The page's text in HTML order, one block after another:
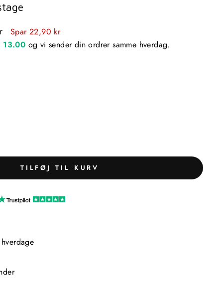
Spar 22,90 kr
13.00 og vi sender din ordrer samme hverdag.
TILFØJ TIL KURV